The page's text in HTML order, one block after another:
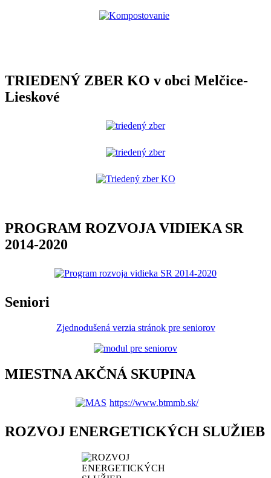
TRIEDENÝ ZBER KO v obci Melčice-
Lieskové
PROGRAM ROZVOJA VIDIEKA SR
2014-2020
Seniori
Zjednodušená verzia stránok pre seniorov
MIESTNA AKČNÁ SKUPINA
https://www.btmmb.sk/
ROZVOJ ENERGETICKÝCH SLUŽIEB